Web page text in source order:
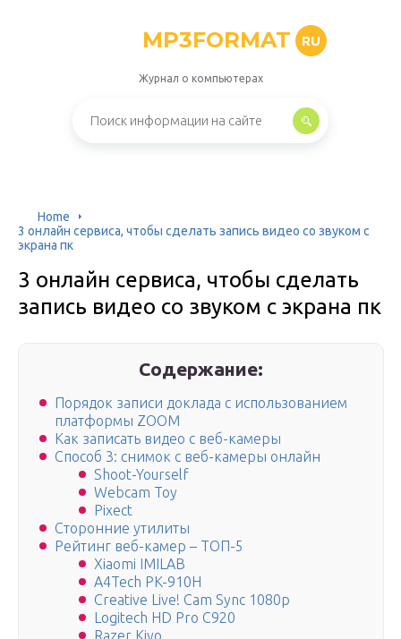
MP3FORMAT RU
Журнал о компьютерах
Home
3 онлайн сервиса, чтобы сделать запись видео со звуком с
экрана пк
3 онлайн сервиса, чтобы сделать
запись видео со звуком с экрана пк
Содержание:
Порядок записи доклада с использованием
платформы ZOOM
Как записать видео с веб-камеры
Способ 3: снимок с веб-камеры онлайн
Shoot-Yourself
Webcam Toy
Pixect
Сторонние утилиты
Рейтинг веб-камер – ТОП-5
Xiaomi IMILAB
A4Tech PK-910H
Creative Live! Cam Sync 1080p
Logitech HD Pro C920
Razer Kiyo